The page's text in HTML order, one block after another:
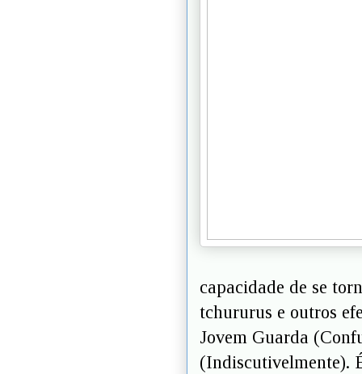
capacidade de se
tchururus e outros
Jovem Guarda
(Indiscutivelmente).